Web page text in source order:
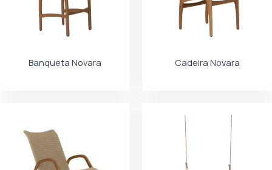
Banqueta Novara Cadeira Novara